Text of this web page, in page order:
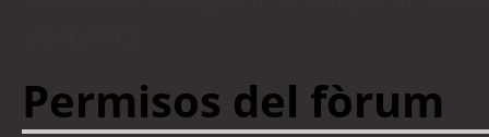
Permisos del fòrum